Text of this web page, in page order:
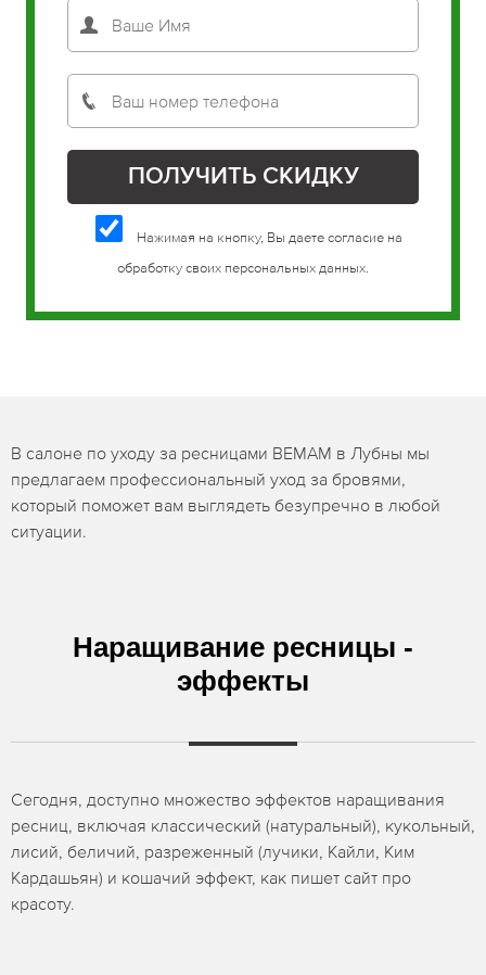
Нажимая на кнопку, Вы даете согласие на
обработку своих персональных данных.
В салоне по уходу за ресницами BEMAM в Лубны мы
предлагаем профессиональный уход за бровями,
который поможет вам выглядеть безупречно в любой
ситуации.
Наращивание ресницы -
эффекты
Сегодня, доступно множество эффектов наращивания
ресниц, включая классический (натуральный), кукольный,
лисий, беличий, разреженный (лучики, Кайли, Ким
Кардашьян) и кошачий эффект, как пишет сайт про
красоту.